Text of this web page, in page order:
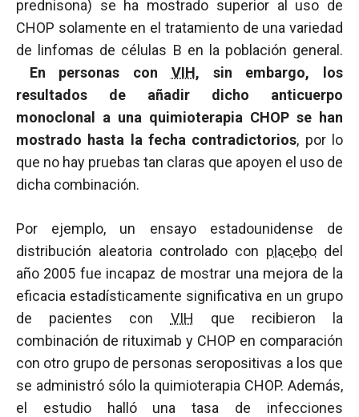
prednisona) se ha mostrado superior al uso de
CHOP solamente en el tratamiento de una variedad
de linfomas de células B en la población general.
En personas con VIH, sin embargo, los
resultados de añadir dicho anticuerpo
monoclonal a una quimioterapia CHOP se han
mostrado hasta la fecha contradictorios, por lo
que no hay pruebas tan claras que apoyen el uso de
dicha combinación.
Por ejemplo, un ensayo estadounidense de
distribución aleatoria controlado con placebo del
año 2005 fue incapaz de mostrar una mejora de la
eficacia estadísticamente significativa en un grupo
de pacientes con VIH que recibieron la
combinación de rituximab y CHOP en comparación
con otro grupo de personas seropositivas a los que
se administró sólo la quimioterapia CHOP. Además,
el estudio halló una tasa de infecciones